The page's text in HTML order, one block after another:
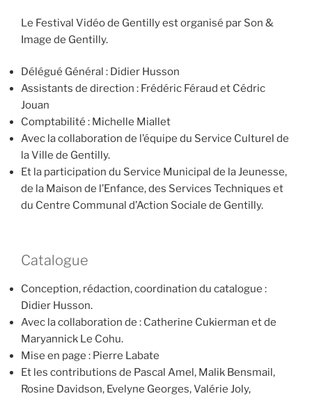
Le Festival Vidéo de Gentilly est organisé par Son &
Image de Gentilly.
Délégué Général : Didier Husson
Assistants de direction : Frédéric Féraud et Cédric
Jouan
Comptabilité : Michelle Miallet
Avec la collaboration de l’équipe du Service Culturel de
la Ville de Gentilly.
Et la participation du Service Municipal de la Jeunesse,
de la Maison de l’Enfance, des Services Techniques et
du Centre Communal d’Action Sociale de Gentilly.
Catalogue
Conception, rédaction, coordination du catalogue :
Didier Husson.
Avec la collaboration de : Catherine Cukierman et de
Maryannick Le Cohu.
Mise en page : Pierre Labate
Et les contributions de Pascal Amel, Malik Bensmail,
Rosine Davidson, Evelyne Georges, Valérie Joly,